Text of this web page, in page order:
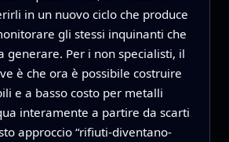
in un nuovo ciclo che produce
gli stessi inquinanti che
generare. Per i non specialisti, il
è che ora è possibile costruire
e a basso costo per metalli
interamente a partire da scarti
approccio “rifiuti-diventano-